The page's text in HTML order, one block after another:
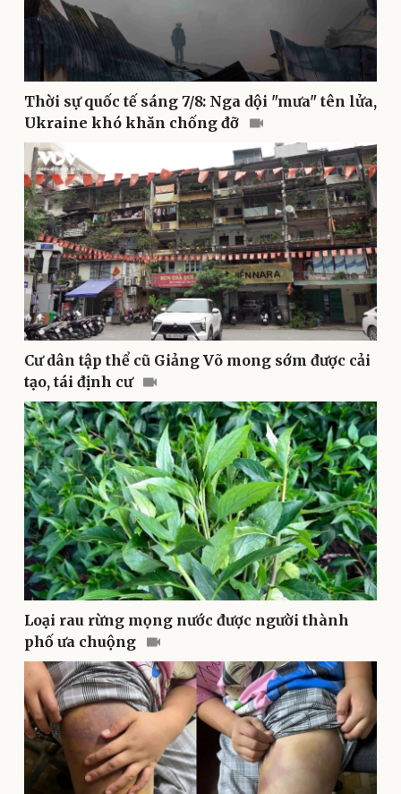
Thể thao
Bóng đá
Lịch thi đấu bóng đá
Thế giới thể thao
eSports
Ô tô - Xe máy
Ô tô
Xe máy
Tư vấn
Doanh nghiệp
Thông tin doanh nghiệp
Doanh nghiệp 24h
Doanh nhân
Vì cộng đồng
Công nghệ
Sành điệu
Tin Công nghệ
Trải nghiệm
Chuyển đổi số
Sức khỏe
Dinh dưỡng - món ngon
Đời sống
Nhà đẹp
Thời sự quốc tế sáng 7/8: Nga dội "mưa" tên lửa,
Ukraine khó khăn chống đỡ
Cư dân tập thể cũ Giảng Võ mong sớm được cải
tạo, tái định cư
Loại rau rừng mọng nước được người thành
phố ưa chuộng